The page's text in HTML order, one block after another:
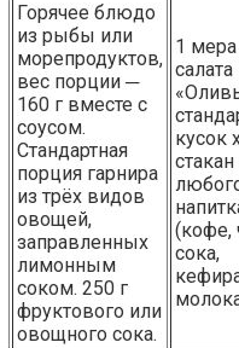
Горячее блюдо
из рыбы или
морепродуктов,
вес порции ─
160 г вместе с
соусом.
Стандартная
порция гарнира
из трёх видов
овощей,
заправленных
лимонным
соком. 250 г
фруктового или
овощного сока.
1 мера
салата
кусок
стакан
(кофе,
сока,